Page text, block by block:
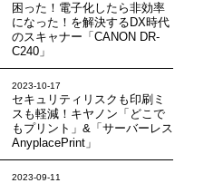
困った！電子化したら非効率
になった！を解決するDX時代
のスキャナー「CANON DR-
C240」
2023-10-17
セキュリティリスクも印刷ミ
スも軽減！キヤノン「どこで
もプリント」&「サーバーレス
AnyplacePrint」
2023-09-11